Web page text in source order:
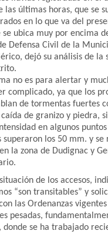
las últimas horas, que se
en lo que va del
ubica muy por encima
Defensa Civil de la
dejó su análisis de la
no es para alertar y
complicado, ya que los
de tormentas fuertes
de granizo y piedra,
en algunos
superaron los 50 mm. y
la zona de Dudignac y
de los accesos,
“son transitables” y
las Ordenanzas
pesadas,
donde se ha trabajado